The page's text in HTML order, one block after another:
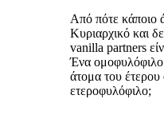
Από πότε κάποιο
Κυριαρχικό και
vanilla partners
Ένα ομοφυλόφιλο
άτομα του έτερου
ετεροφυλόφιλο;